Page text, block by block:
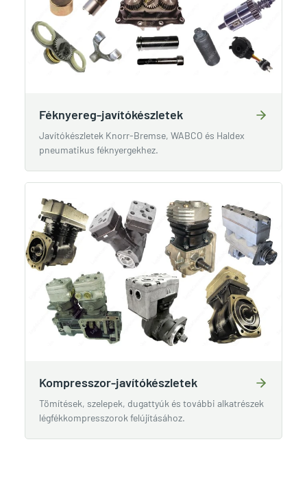
Féknyereg-javítókészletek
Javítókészletek Knorr-Bremse, WABCO és Haldex
pneumatikus féknyergekhez.
Kompresszor-javítókészletek
Tömítések, szelepek, dugattyúk és további alkatrészek
légfékkompresszorok felújításához.